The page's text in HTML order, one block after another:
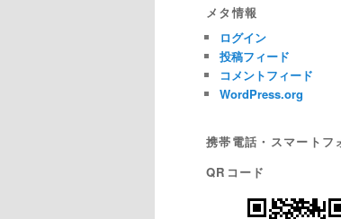
メタ情報
ログイン
投稿フィード
コメントフィード
WordPress.org
携帯電話・スマートフ
QRコード